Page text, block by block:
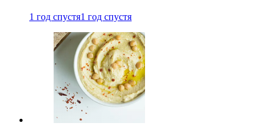
1 год спустя1 год спустя